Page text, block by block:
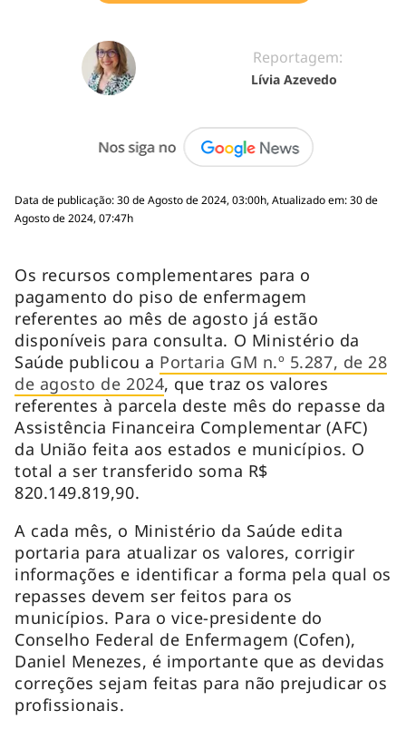
Reportagem:
Lívia Azevedo
Data de publicação: 30 de Agosto de 2024, 03:00h, Atualizado em: 30 de
Agosto de 2024, 07:47h
Os recursos complementares para o
pagamento do piso de enfermagem
referentes ao mês de agosto já estão
disponíveis para consulta. O Ministério da
Saúde publicou a Portaria GM n.º 5.287, de 28
de agosto de 2024, que traz os valores
referentes à parcela deste mês do repasse da
Assistência Financeira Complementar (AFC)
da União feita aos estados e municípios. O
total a ser transferido soma R$
820.149.819,90.
A cada mês, o Ministério da Saúde edita
portaria para atualizar os valores, corrigir
informações e identificar a forma pela qual os
repasses devem ser feitos para os
municípios. Para o vice-presidente do
Conselho Federal de Enfermagem (Cofen),
Daniel Menezes, é importante que as devidas
correções sejam feitas para não prejudicar os
profissionais.